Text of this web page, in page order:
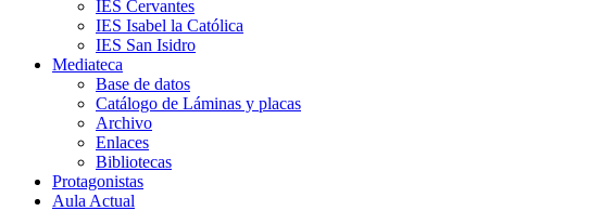
IES Cervantes
IES Isabel la Católica
IES San Isidro
Mediateca
Base de datos
Catálogo de Láminas y placas
Archivo
Enlaces
Bibliotecas
Protagonistas
Aula Actual